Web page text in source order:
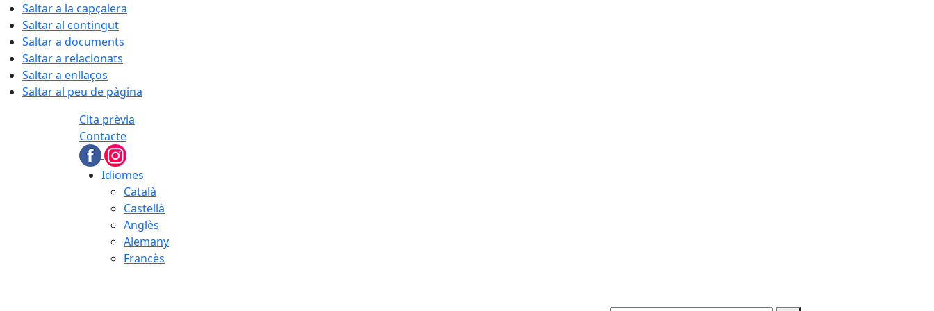
Saltar a la capçalera
Saltar al contingut
Saltar a documents
Saltar a relacionats
Saltar a enllaços
Saltar al peu de pàgina
Cita prèvia
Contacte
Idiomes
Català
Castellà
Anglès
Alemany
Francès